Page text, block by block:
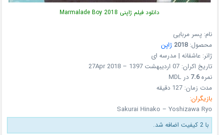
دانلود فیلم ژاپنی Marmalade Boy 2018
نام: پسر مربایی
محصول:2018 ژاپن
ژانر: عاشقانه | مدرسه ای
تاریخ اکران: 07 اردیبهشت 1397 – 27Apr 2018
نمره7.6در MDL
مدت زمان: 127 دقیقه
بازیگران:
Sakurai Hinako – Yoshizawa Ryo
با 2 کیفیت اضافه شد.